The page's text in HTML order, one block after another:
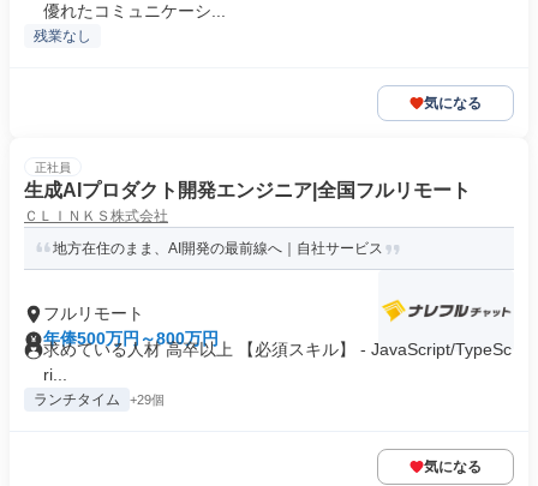
優れたコミュニケーシ...
残業なし
気になる
正社員
生成AIプロダクト開発エンジニア|全国フルリモート
ＣＬＩＮＫＳ株式会社
地方在住のまま、AI開発の最前線へ｜自社サービス
フルリモート
年俸500万円～800万円
求めている人材 高卒以上 【必須スキル】 - JavaScript/TypeSc
ri...
ランチタイム +29個
気になる